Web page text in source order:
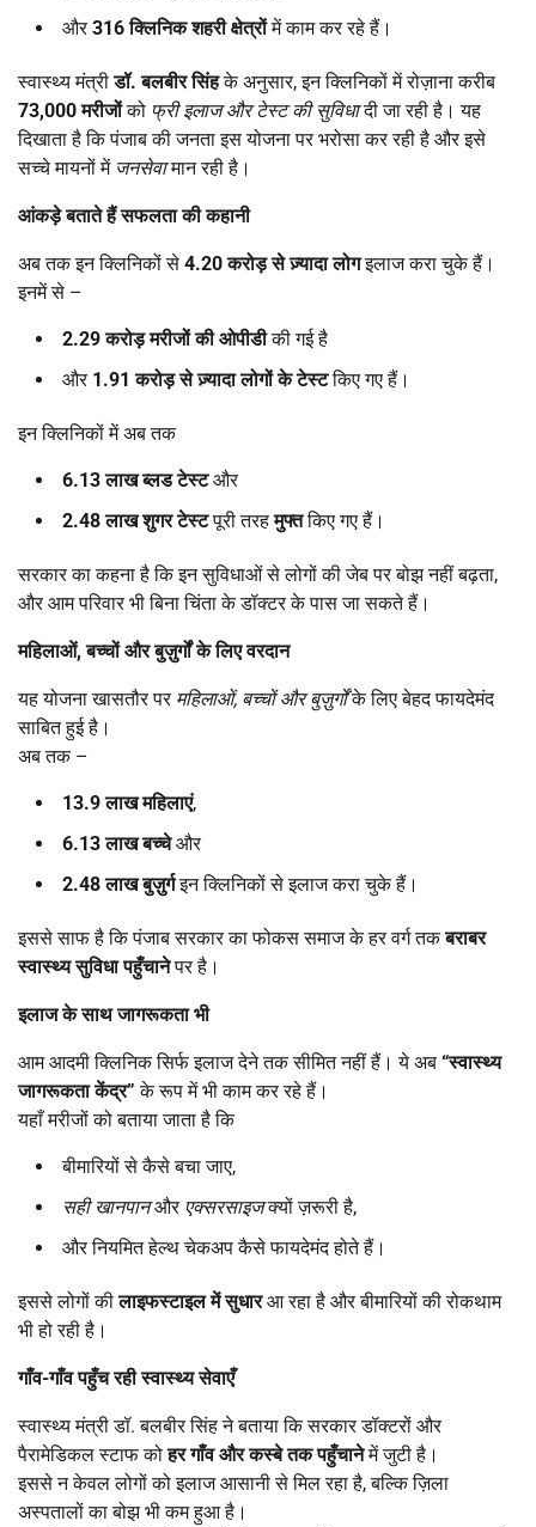
और316क्लिनिक शहरी क्षेत्रोंमें काम कर रहे हैं।
स्वास्थ्य मंत्रीडॉ. बलबीर सिंहके अनुसार, इन क्लिनिकों में रोज़ाना करीब
73,000मरीजोंको फ्री इलाज और टेस्ट की सुविधादी जा रही है। यह
दिखाता है कि पंजाब की जनता इस योजना पर भरोसा कर रही है और इसे
सच्चे मायनों में जनसेवामान रही है।
आंकड़े बताते हैं सफलता की कहानी
अब तक इन क्लिनिकों से 4.20करोड़ से ज़्यादा लोगइलाज करा चुके हैं।
इनमें से –
2.29करोड़ मरीजों की ओपीडीकी गई है
और 1.91करोड़ से ज़्यादा लोगों के टेस्टकिए गए हैं।
इन क्लिनिकों में अब तक
6.13लाख ब्लड टेस्टऔर
2.48लाख शुगर टेस्टपूरी तरहमुफ्तकिए गए हैं।
सरकार का कहना है कि इन सुविधाओं से लोगों की जेब पर बोझ नहीं बढ़ता,
और आम परिवार भी बिना चिंता के डॉक्टर के पास जा सकते हैं।
महिलाओं,बच्चों और बुज़ुर्गों के लिए वरदान
यह योजना खासतौर पर महिलाओं, बच्चों और बुज़ुर्गोंके लिए बेहद फायदेमंद
साबित हुई है।
अब तक –
13.9लाख महिलाएं,
6.13लाख बच्चेऔर
2.48लाख बुज़ुर्गइन क्लिनिकों से इलाज करा चुके हैं।
इससे साफ है कि पंजाब सरकार का फोकस समाज के हर वर्ग तकबराबर
स्वास्थ्य सुविधा पहुँचानेपर है।
इलाज के साथ जागरूकता भी
आम आदमी क्लिनिक सिर्फ इलाज देने तक सीमित नहीं हैं। ये अब “स्वास्थ्य
जागरूकता केंद्र” के रूप में भी काम कर रहे हैं।
यहाँ मरीजों को बताया जाता है कि
बीमारियों से कैसे बचा जाए,
सही खानपानऔर एक्सरसाइजक्यों ज़रूरी है,
और नियमित हेल्थ चेकअप कैसे फायदेमंद होते हैं।
इससे लोगों कीलाइफस्टाइल में सुधारआ रहा है और बीमारियों की रोकथाम
भी हो रही है।
गाँव-गाँव पहुँच रही स्वास्थ्य सेवाएँ
स्वास्थ्य मंत्री डॉ. बलबीर सिंह ने बताया कि सरकार डॉक्टरों और
पैरामेडिकल स्टाफ कोहर गाँव और कस्बे तक पहुँचानेमें जुटी है।
इससे न केवल लोगों को इलाज आसानी से मिल रहा है, बल्कि ज़िला
अस्पतालों का बोझ भी कम हुआ है।